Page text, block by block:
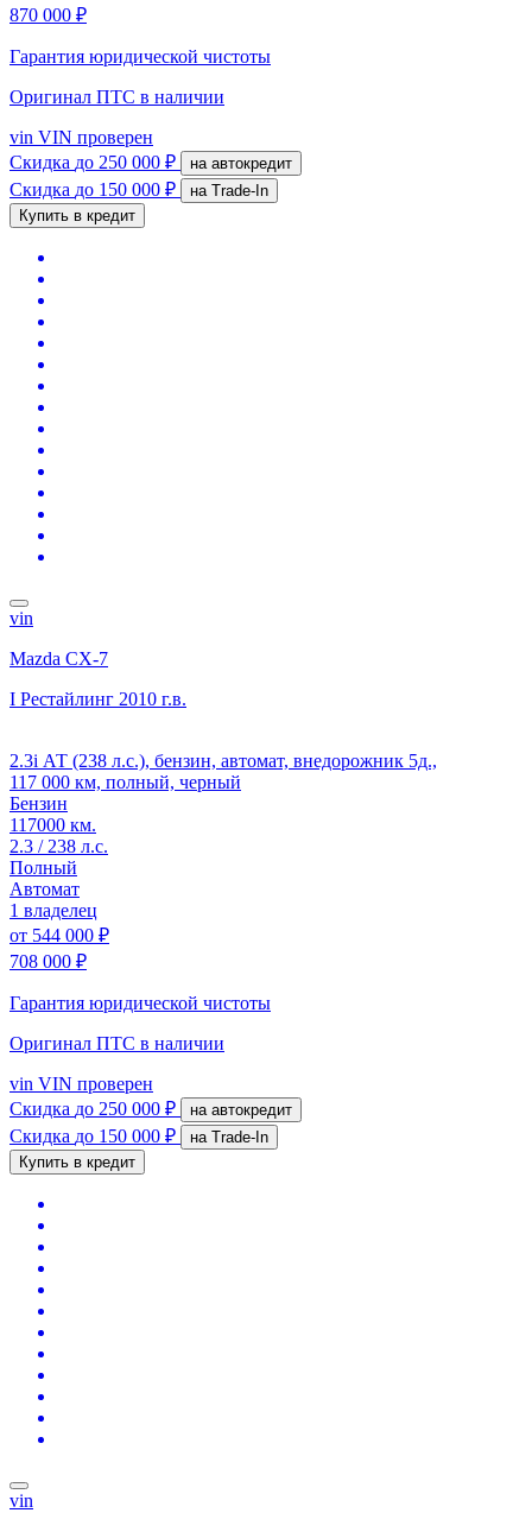
870 000 ₽
Гарантия юридической чистоты
Оригинал ПТС в наличии
vin VIN проверен
Скидка до 250 000 ₽ на автокредит
Скидка до 150 000 ₽
на Trade-In
Купить в кредит
vin
Mazda CX-7
I Рестайлинг 2010 г.в.
2.3i АТ (238 л.с.), бензин, автомат, внедорожник 5д.,
117 000 км, полный, черный
Бензин
117000 км.
2.3 / 238 л.с.
Полный
Автомат
1 владелец
от 544 000 ₽
708 000 ₽
Гарантия юридической чистоты
Оригинал ПТС в наличии
vin VIN проверен
Скидка до 250 000 ₽ на автокредит
Скидка до 150 000 ₽
на Trade-In
Купить в кредит
vin